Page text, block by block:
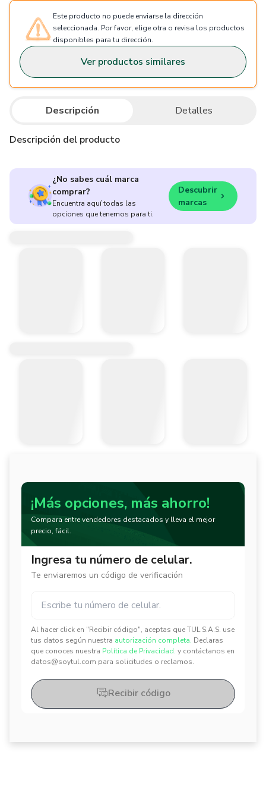
Este producto no puede enviarse la dirección
seleccionada. Por favor, elige otra o revisa los productos
disponibles para tu dirección.
Ver productos similares
Descripción Detalles
Descripción del producto
¿No sabes cuál marca
comprar?
Encuentra aquí todas las
opciones que tenemos para ti.
Descubrir
marcas
¡Más opciones, más ahorro!
Compara entre vendedores destacados y lleva el mejor
precio, fácil.
Ingresa tu número de celular.
Te enviaremos un código de verificación
Al hacer click en "Recibir código", aceptas que TUL S.A.S. use
tus datos según nuestra autorización completa. Declaras
que conoces nuestra Política de Privacidad. y contáctanos en
datos@soytul.com para solicitudes o reclamos.
✕
✕
Recibir código